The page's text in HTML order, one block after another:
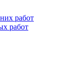
работ
работ